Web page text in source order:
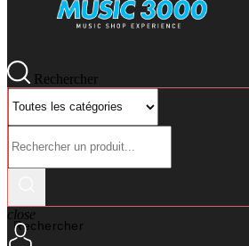
Rechercher
Rechercher
close